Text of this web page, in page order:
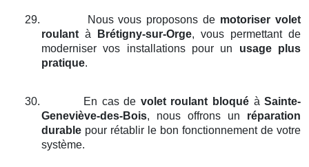
29. Nous vous proposons de motoriser volet
roulant à Brétigny-sur-Orge, vous permettant de
moderniser vos installations pour un usage plus
pratique.
30. En cas de volet roulant bloquéàSainte-
Geneviève-des-Bois, nous offrons un réparation
durable pour rétablir le bon fonctionnement de votre
système.